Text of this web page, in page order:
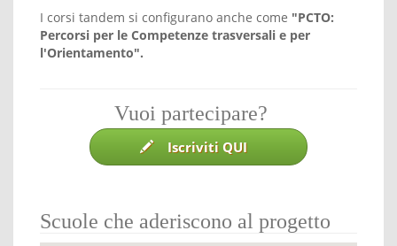
I corsi tandem si configurano anche come "PCTO:
Percorsi per le Competenze trasversali e per
l'Orientamento".
Vuoi partecipare?
Iscriviti QUI
Scuole che aderiscono al progetto